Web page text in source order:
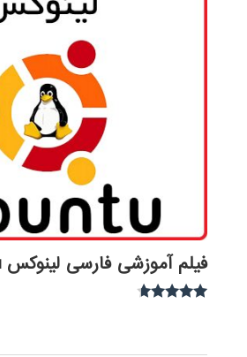
فیلم آموزشی فارسی لینوکس ubuntu